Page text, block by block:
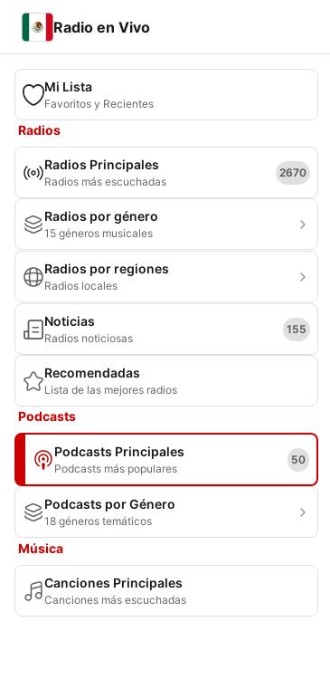
Radio en Vivo
Mi Lista
Favoritos y Recientes
Radios
Radios Principales
Radios más escuchadas
2670
Radios por género
15 géneros musicales
Radios por regiones
Radios locales
Noticias
Radios noticiosas
155
Recomendadas
Lista de las mejores radios
Podcasts
Podcasts Principales
Podcasts más populares
50
Podcasts por Género
18 géneros temáticos
Música
Canciones Principales
Canciones más escuchadas